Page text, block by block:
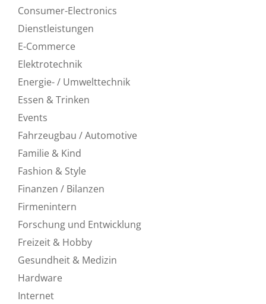
Consumer-Electronics
Dienstleistungen
E-Commerce
Elektrotechnik
Energie- / Umwelttechnik
Essen & Trinken
Events
Fahrzeugbau / Automotive
Familie & Kind
Fashion & Style
Finanzen / Bilanzen
Firmenintern
Forschung und Entwicklung
Freizeit & Hobby
Gesundheit & Medizin
Hardware
Internet